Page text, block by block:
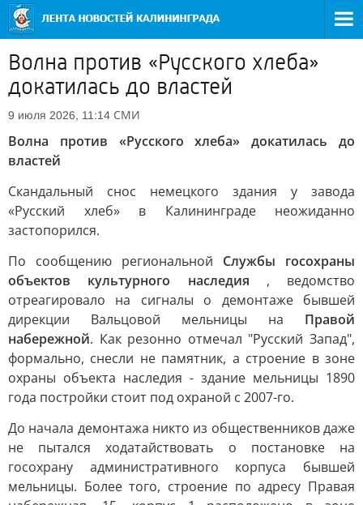
Волна против «Русского хлеба»
докатилась до властей
9 июля 2026, 11:14 СМИ
Волна против «Русского хлеба» докатилась до
властей
Скандальный снос немецкого здания у завода
«Русский хлеб» в Калининграде неожиданно
застопорился.
По сообщению региональной Службы госохраны
объектов культурного наследия , ведомство
отреагировало на сигналы о демонтаже бывшей
дирекции Вальцовой мельницы на Правой
набережной. Как резонно отмечал "Русский Запад",
формально, снесли не памятник, а строение в зоне
охраны объекта наследия - здание мельницы 1890
года постройки стоит под охраной с 2007-го.
До начала демонтажа никто из общественников даже
не пытался ходатайствовать о постановке на
госохрану административного корпуса бывшей
мельницы. Более того, строение по адресу Правая